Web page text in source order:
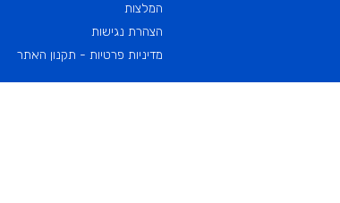
המלצות
הצהרת נגישות
מדיניות פרטיות - תקנון האתר